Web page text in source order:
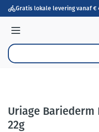
Ga naar de inhoud
Gratis lokale levering vanaf €
Menu
Product, merk, categorie...
Uriage
22g